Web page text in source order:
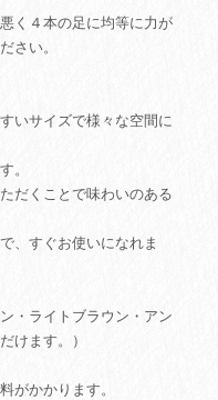
く４本の足に均等に力が
さい。
いサイズで様々な空間に
。
だくことで味わいのある
、すぐお使いになれま
・ライトブラウン・アン
けます。）
がかかります。